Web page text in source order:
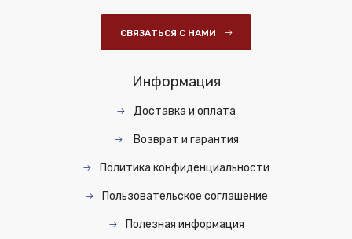
СВЯЗАТЬСЯ С НАМИ
Информация
Доставка и оплата
Возврат и гарантия
Политика конфиденциальности
Пользовательское соглашение
Полезная информация